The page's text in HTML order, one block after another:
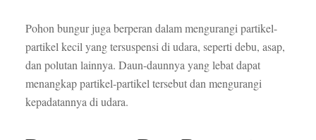
Pohon bungur juga berperan dalam mengurangi partikel-
partikel kecil yang tersuspensi di udara, seperti debu, asap,
dan polutan lainnya. Daun-daunnya yang lebat dapat
menangkap partikel-partikel tersebut dan mengurangi
kepadatannya di udara.